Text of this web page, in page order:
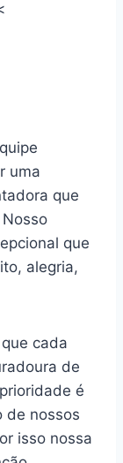
uma
que
que
alegria,
cada
de
é
de nossos
isso nossa